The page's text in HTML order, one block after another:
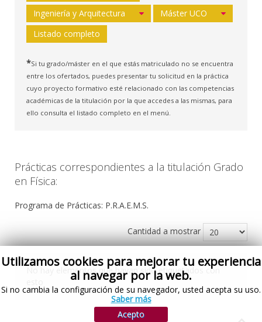
Ingeniería y Arquitectura
Máster UCO
Listado completo
*Si tu grado/máster en el que estás matriculado no se encuentra
entre los ofertados, puedes presentar tu solicitud en la práctica
cuyo proyecto formativo esté relacionado con las competencias
académicas de la titulación por la que accedes a las mismas, para
ello consulta el listado completo en el menú.
Prácticas correspondientes a la titulación Grado
en Física:
Programa de Prácticas: P.R.A.E.M.S.
Cantidad a mostrar
No hay elementos que hayan sido etiquetados con
Utilizamos cookies para mejorar tu experiencia
al navegar por la web.
Si no cambia la configuración de su navegador, usted acepta su uso.
Saber más
Acepto